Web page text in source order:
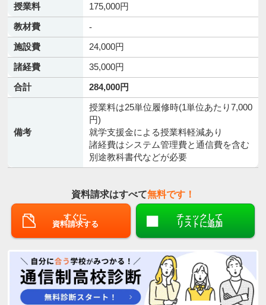
授業料
175,000円
教材費
-
施設費
24,000円
諸経費
35,000円
合計
284,000円
備考
授業料は25単位履修時(1単位あたり7,000
円)
就学支援金による授業料軽減あり
諸経費はシステム管理費と通信費を含む
別途教科書代などが必要
資料請求はすべて無料です！
すぐに
資料請求する
チェックして
リストに追加